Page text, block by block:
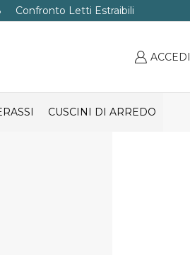
Confronto Letti Estraibili
ACCEDI
CUSCINI DI ARREDO